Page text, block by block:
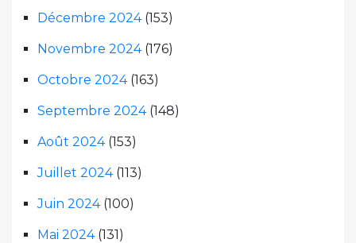
Décembre 2024(153)
Novembre 2024(176)
Octobre 2024(163)
Septembre 2024(148)
Août 2024(153)
Juillet 2024(113)
Juin 2024(100)
Mai 2024(131)